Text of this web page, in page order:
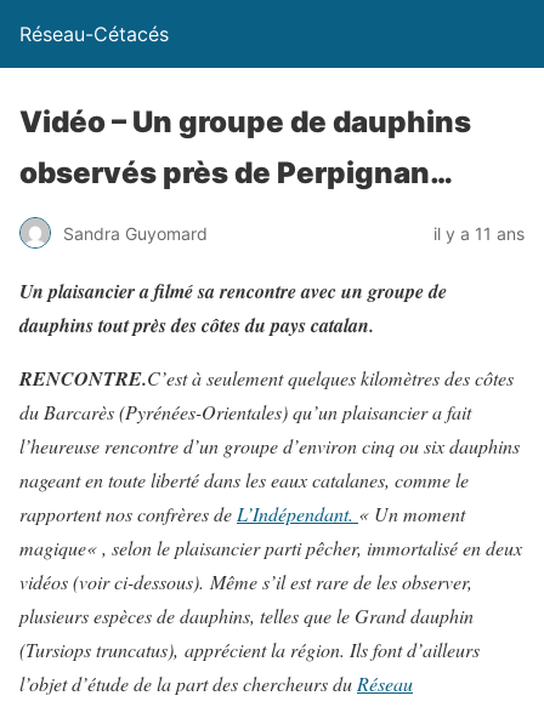
Réseau-Cétacés
Vidéo – Un groupe de dauphins
observés près de Perpignan…
Sandra Guyomard il y a 11 ans
Un plaisancier a filmé sa rencontre avec un groupe de
dauphins tout près des côtes du pays catalan.
RENCONTRE.C’est à seulement quelques kilomètres des côtes
du Barcarès (Pyrénées-Orientales) qu’un plaisancier a fait
l’heureuse rencontre d’un groupe d’environ cinq ou six dauphins
nageant en toute liberté dans les eaux catalanes, comme le
rapportent nos confrères de L’Indépendant. « Un moment
magique« , selon le plaisancier parti pêcher, immortalisé en deux
vidéos (voir ci-dessous). Même s’il est rare de les observer,
plusieurs espèces de dauphins, telles que le Grand dauphin
(Tursiops truncatus), apprécient la région. Ils font d’ailleurs
l’objet d’étude de la part des chercheurs du Réseau